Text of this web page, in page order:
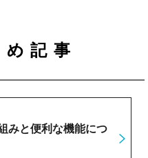
記事
みと便利な機能につ